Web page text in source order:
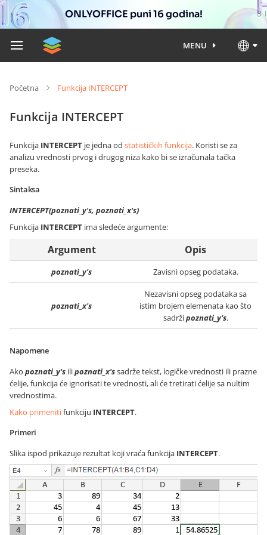
ONLYOFFICE puni 16 godina!
MENU
Početna Funkcija INTERCEPT
Funkcija INTERCEPT
Funkcija INTERCEPT je jedna od statističkih funkcija. Koristi se za
analizu vrednosti prvog i drugog niza kako bi se izračunala tačka
preseka.
Sintaksa
INTERCEPT(poznati_y's, poznati_x's)
Funkcija INTERCEPT ima sledeće argumente:
Argument Opis
poznati_y's Zavisni opseg podataka.
poznati_x's
Nezavisni opseg podataka sa
istim brojem elemenata kao što
sadržipoznati_y's.
Napomene
Ako poznati_y's ilipoznati_x'ssadrže tekst, logičke vrednosti ili prazne
ćelije, funkcija će ignorisati te vrednosti, ali će tretirati ćelije sa nultim
vrednostima.
Kako primenitifunkciju INTERCEPT.
Primeri
Slika ispod prikazuje rezultat koji vraća funkcija INTERCEPT.